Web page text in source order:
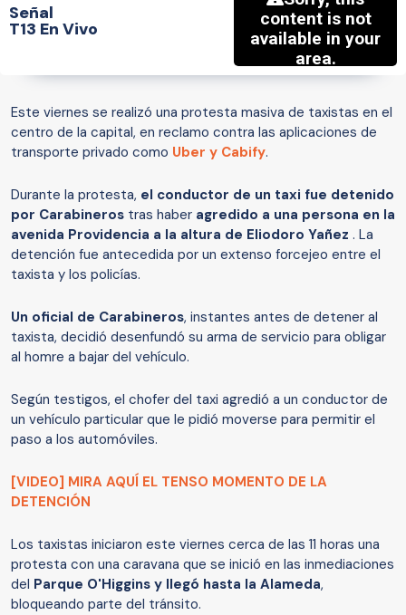
Señal
T13 En Vivo
Este viernes se realizó una protesta masiva de taxistas en el
centro de la capital, en reclamo contra las aplicaciones de
transporte privado como Uber y Cabify.
Durante la protesta, el conductor de un taxi fue detenido
por Carabineros tras haber agredido a una persona en la
avenida Providencia a la altura de Eliodoro Yañez . La
detención fue antecedida por un extenso forcejeo entre el
taxista y los policías.
Un oficial de Carabineros, instantes antes de detener al
taxista, decidió desenfundó su arma de servicio para obligar
al homre a bajar del vehículo.
Según testigos, el chofer del taxi agredió a un conductor de
un vehículo particular que le pidió moverse para permitir el
paso a los automóviles.
[VIDEO] MIRA AQUÍ EL TENSO MOMENTO DE LA
DETENCIÓN
Los taxistas iniciaron este viernes cerca de las 11 horas una
protesta con una caravana que se inició en las inmediaciones
del Parque O'Higgins y llegó hasta la Alameda,
bloqueando parte del tránsito.